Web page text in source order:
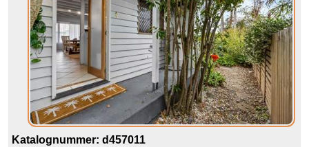
Katalognummer: d457011